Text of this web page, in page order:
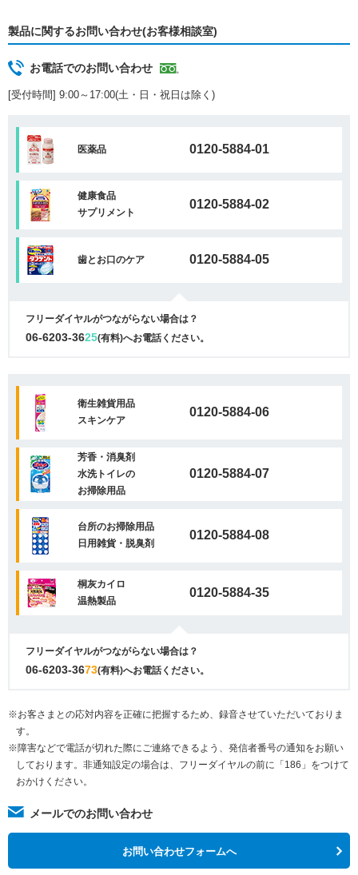
製品に関するお問い合わせ(お客様相談室)
お電話でのお問い合わせ
[受付時間] 9:00～17:00(土・日・祝日は除く)
医薬品 0120-5884-01
健康食品
サプリメント
0120-5884-02
歯とお口のケア 0120-5884-05
フリーダイヤルがつながらない場合は？
06-6203-3625(有料)へお電話ください。
衛生雑貨用品
スキンケア
0120-5884-06
芳香・消臭剤
水洗トイレの
お掃除用品
0120-5884-07
台所のお掃除用品
日用雑貨・脱臭剤
0120-5884-08
桐灰カイロ
温熱製品
0120-5884-35
フリーダイヤルがつながらない場合は？
06-6203-3673(有料)へお電話ください。
※お客さまとの応対内容を正確に把握するため、録音させていただいておりま
す。
※障害などで電話が切れた際にご連絡できるよう、発信者番号の通知をお願い
しております。非通知設定の場合は、フリーダイヤルの前に「186」をつけて
おかけください。
メールでのお問い合わせ
お問い合わせフォームへ